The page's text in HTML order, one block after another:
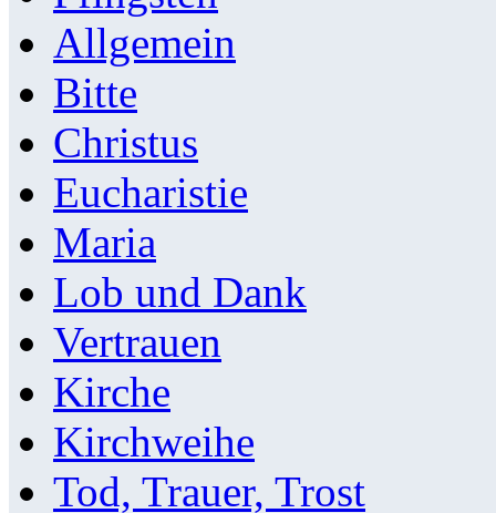
Allgemein
Bitte
Christus
Eucharistie
Maria
Lob und Dank
Vertrauen
Kirche
Kirchweihe
Tod, Trauer, Trost